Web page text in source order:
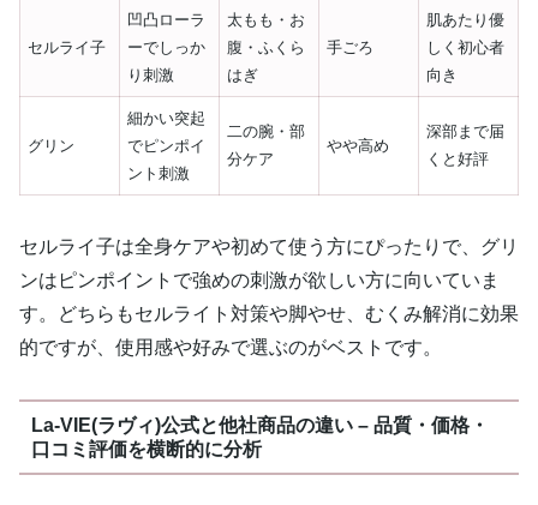
セルライ子
凹凸ローラ
ーでしっか
り刺激
太もも・お
腹・ふくら
はぎ
手ごろ
肌あたり優
しく初心者
向き
グリン
細かい突起
でピンポイ
ント刺激
二の腕・部
分ケア
やや高め
深部まで届
くと好評
セルライ子は全身ケアや初めて使う方にぴったりで、グリ
ンはピンポイントで強めの刺激が欲しい方に向いていま
す。どちらもセルライト対策や脚やせ、むくみ解消に効果
的ですが、使用感や好みで選ぶのがベストです。
La-VIE(ラヴィ)公式と他社商品の違い – 品質・価格・
口コミ評価を横断的に分析